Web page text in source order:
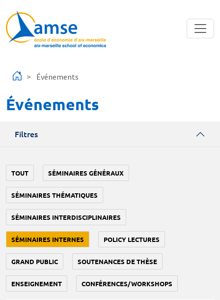
Événements
Événements
Filtres
TOUT SÉMINAIRES GÉNÉRAUX
SÉMINAIRES THÉMATIQUES
SÉMINAIRES INTERDISCIPLINAIRES
SÉMINAIRES INTERNES POLICY LECTURES
GRAND PUBLIC SOUTENANCES DE THÈSE
ENSEIGNEMENT CONFÉRENCES/WORKSHOPS